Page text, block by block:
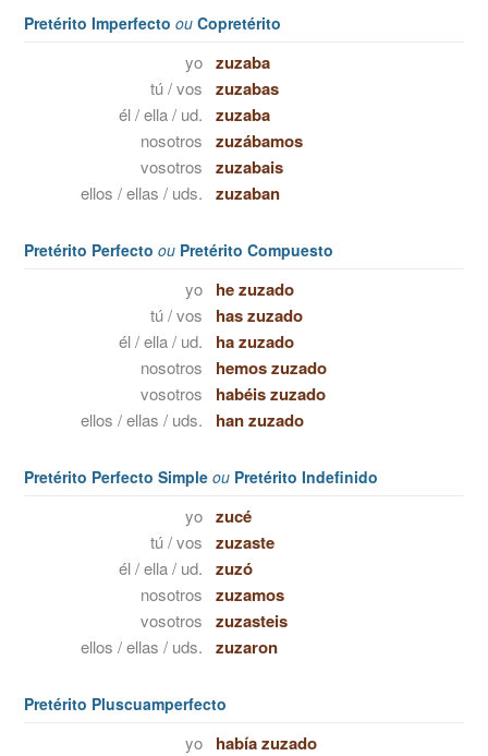
Pretérito Imperfecto ou Copretérito
yo zuzaba
tú / vos zuzabas
él / ella / ud. zuzaba
nosotros zuzábamos
vosotros zuzabais
ellos / ellas / uds. zuzaban
Pretérito Perfecto ou Pretérito Compuesto
yo he zuzado
tú / vos has zuzado
él / ella / ud. ha zuzado
nosotros hemos zuzado
vosotros habéis zuzado
ellos / ellas / uds. han zuzado
Pretérito Perfecto Simple ou Pretérito Indefinido
yo zucé
tú / vos zuzaste
él / ella / ud. zuzó
nosotros zuzamos
vosotros zuzasteis
ellos / ellas / uds. zuzaron
Pretérito Pluscuamperfecto
yo había zuzado